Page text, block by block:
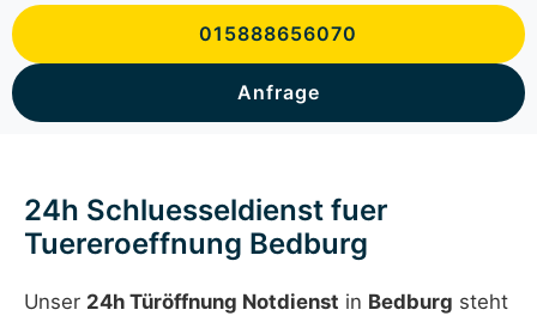
015888656070
Anfrage
24h Schluesseldienst fuer
Tuereroeffnung Bedburg
Unser 24h Türöffnung Notdienst in Bedburg steht